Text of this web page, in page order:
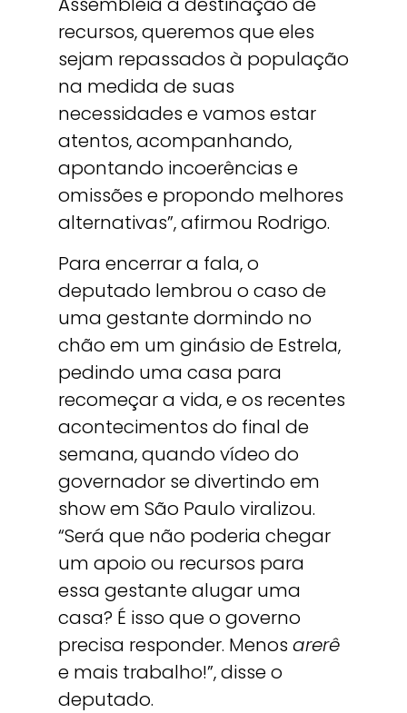
recursos, queremos que eles
sejam repassados à população
na medida de suas
necessidades e vamos estar
atentos, acompanhando,
apontando incoerências e
omissões e propondo melhores
alternativas”, afirmou Rodrigo.
Para encerrar a fala, o
deputado lembrou o caso de
uma gestante dormindo no
chão em um ginásio de Estrela,
pedindo uma casa para
recomeçar a vida, e os recentes
acontecimentos do final de
semana, quando vídeo do
governador se divertindo em
show em São Paulo viralizou.
“Será que não poderia chegar
um apoio ou recursos para
essa gestante alugar uma
casa? É isso que o governo
precisa responder. Menos arerê
e mais trabalho!”, disse o
deputado.